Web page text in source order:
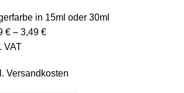
in 15ml oder 30ml
€ – 3,49 €
VAT
Versandkosten